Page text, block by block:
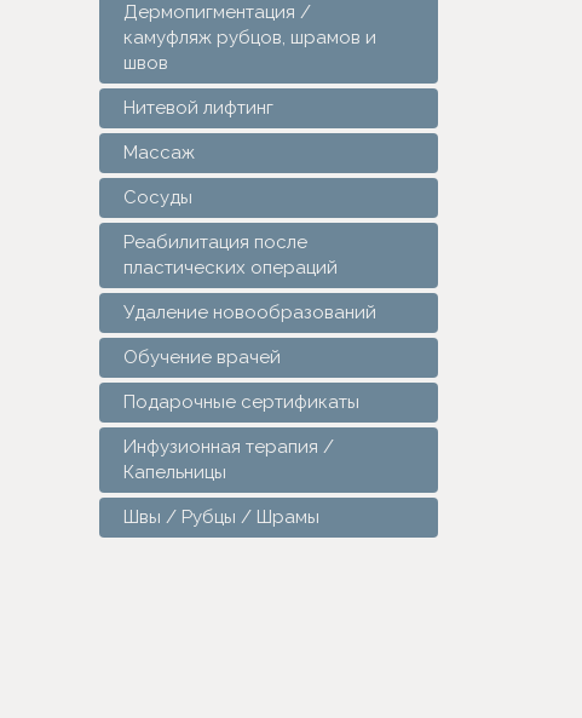
Дермопигментация /
камуфляж рубцов, шрамов и
швов
Нитевой лифтинг
Массаж
Сосуды
Реабилитация после
пластических операций
Удаление новообразований
Обучение врачей
Подарочные сертификаты
Инфузионная терапия /
Капельницы
Швы / Рубцы / Шрамы